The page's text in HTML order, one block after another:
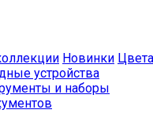
Новинки Цвета
устройства
и наборы